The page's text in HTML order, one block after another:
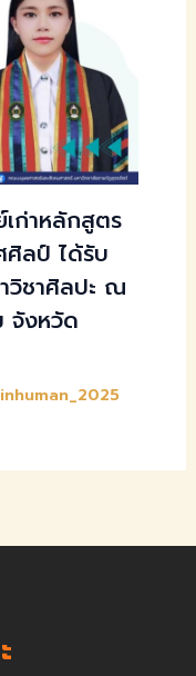
ก่าหลักสูตร
ศิลป์ ได้รับ
วิชาศิลปะ ณ
จังหวัด